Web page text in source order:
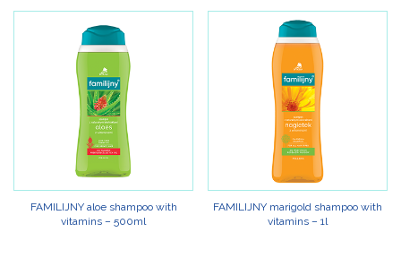
FAMILIJNY aloe shampoo with
vitamins – 500ml
FAMILIJNY marigold shampoo with
vitamins – 1l